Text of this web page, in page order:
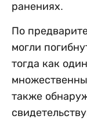
ранениях.
По
могли
тогда как
также